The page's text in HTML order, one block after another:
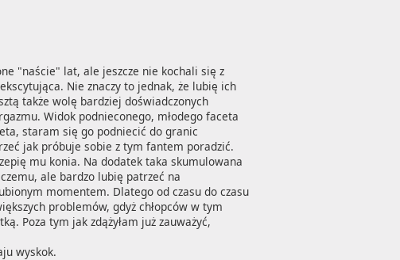
"naście" lat, ale jeszcze nie kochali się z
Nie znaczy to jednak, że lubię ich
także wolę bardziej doświadczonych
Widok podnieconego, młodego faceta
staram się go podniecić do granic
jak próbuje sobie z tym fantem poradzić.
mu konia. Na dodatek taka skumulowana
ale bardzo lubię patrzeć na
momentem. Dlatego od czasu do czasu
problemów, gdyż chłopców w tym
Poza tym jak zdążyłam już zauważyć,
wyskok.